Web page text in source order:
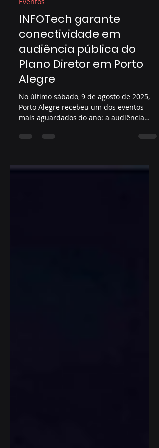
11 de ago. de 2025
Eventos
INFOTech garante
conectividade em
audiência pública do
Plano Diretor em Porto
Alegre
No último sábado, 9 de agosto de 2025,
mais aguardados do ano: a audiência
pública do Plano Diretor...